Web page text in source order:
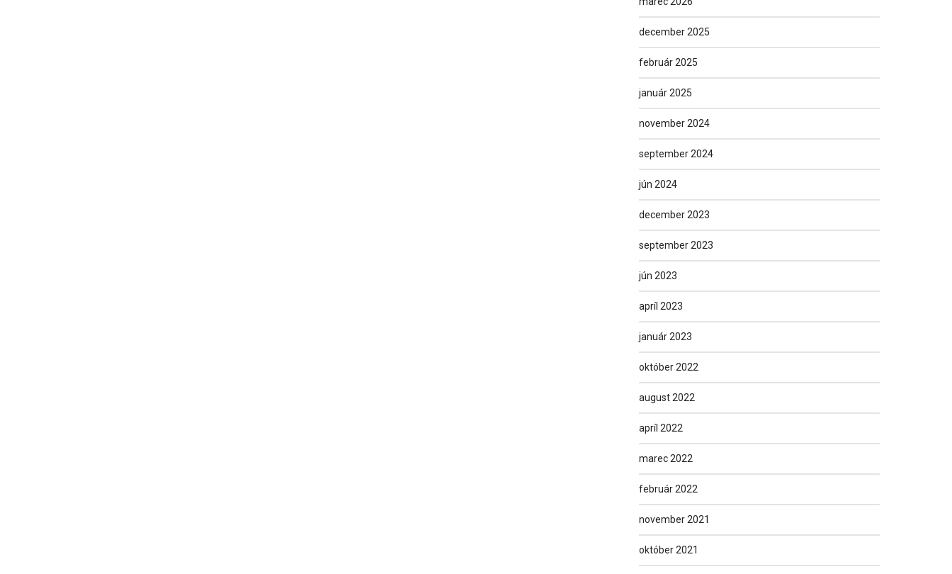
december 2025
február 2025
január 2025
november 2024
september 2024
jún 2024
december 2023
september 2023
jún 2023
apríl 2023
január 2023
október 2022
august 2022
apríl 2022
marec 2022
február 2022
november 2021
október 2021